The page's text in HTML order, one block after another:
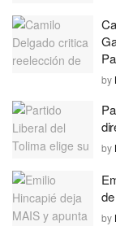
by
by
by